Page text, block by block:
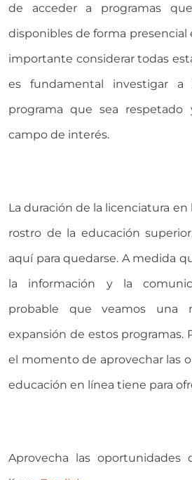
de acceder a programas
disponibles de forma presencial
importante considerar todas
es fundamental investigar
programa que sea
campo de interés.
Laduración de la licenciatura en
rostro de la educación
aquí para quedarse. A medida
la información y la
probable que veamos una
expansión de estos programas.
el momento de aprovechar las
educación en línea tiene para
Aprovecha las oportunidades